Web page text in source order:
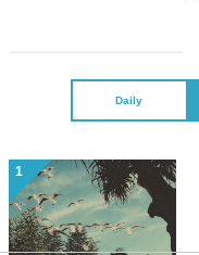
Daily